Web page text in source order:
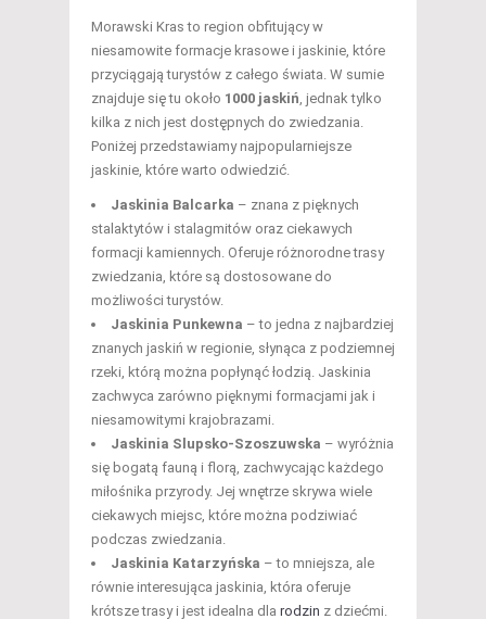
Morawski Kras to region obfitujący w
niesamowite formacje krasowe i jaskinie, które
przyciągają turystów z całego świata. W sumie
znajduje się tu około 1000 jaskiń, jednak tylko
kilka z nich jest dostępnych do zwiedzania.
Poniżej przedstawiamy najpopularniejsze
jaskinie, które warto odwiedzić.
Jaskinia Balcarka – znana z pięknych
stalaktytów i stalagmitów oraz ciekawych
formacji kamiennych. Oferuje różnorodne trasy
zwiedzania, które są dostosowane do
możliwości turystów.
Jaskinia Punkewna – to jedna z najbardziej
znanych jaskiń w regionie, słynąca z podziemnej
rzeki, którą można popłynąć łodzią. Jaskinia
zachwyca zarówno pięknymi formacjami jak i
niesamowitymi krajobrazami.
Jaskinia Slupsko-Szoszuwska – wyróżnia
się bogatą fauną i florą, zachwycając każdego
miłośnika przyrody. Jej wnętrze skrywa wiele
ciekawych miejsc, które można podziwiać
podczas zwiedzania.
Jaskinia Katarzyńska – to mniejsza, ale
równie interesująca jaskinia, która oferuje
krótsze trasy i jest idealna dla rodzin z dziećmi.